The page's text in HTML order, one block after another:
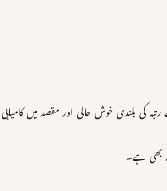
کی بلندی خوش حالی اور مقصد میں
بھی ہے۔